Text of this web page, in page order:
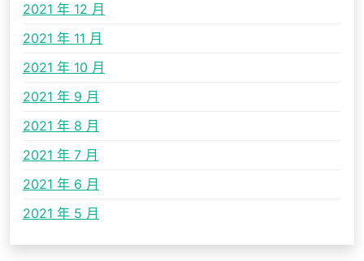
2021 年 12 月
2021 年 11 月
2021 年 10 月
2021 年 9 月
2021 年 8 月
2021 年 7 月
2021 年 6 月
2021 年 5 月